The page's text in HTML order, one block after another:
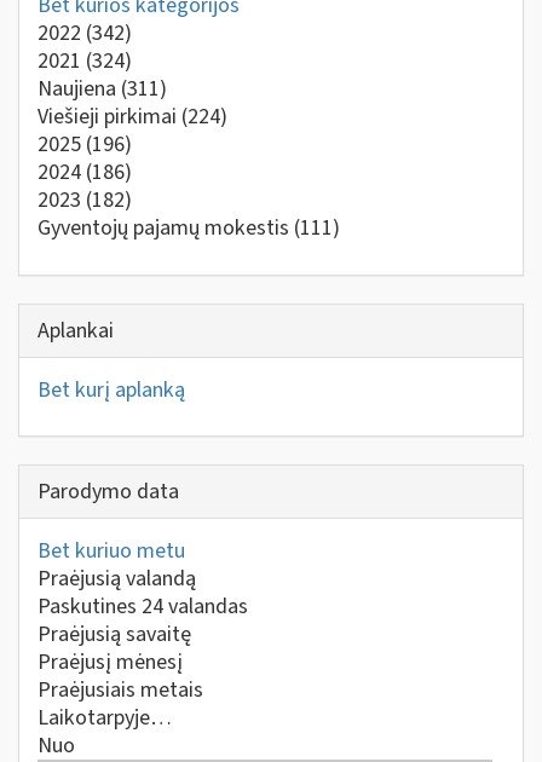
2022 (342)
2021 (324)
Naujiena (311)
Viešieji pirkimai (224)
2025 (196)
2024 (186)
2023 (182)
Gyventojų pajamų mokestis (111)
Aplankai
Bet kurį aplanką
Parodymo data
Bet kuriuo metu
Praėjusią valandą
Paskutines 24 valandas
Praėjusią savaitę
Praėjusį mėnesį
Praėjusiais metais
Laikotarpyje…
Nuo